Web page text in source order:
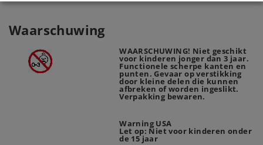
Waarschuwing
WAARSCHUWING! Niet geschikt
voor kinderen jonger dan 3 jaar.
Functionele scherpe kanten en
punten. Gevaar op verstikking
door kleine delen die kunnen
afbreken of worden ingeslikt.
Verpakking bewaren.
Warning USA
Let op: Niet voor kinderen onder
de 15 jaar